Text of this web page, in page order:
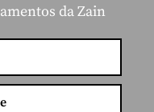
da Zain